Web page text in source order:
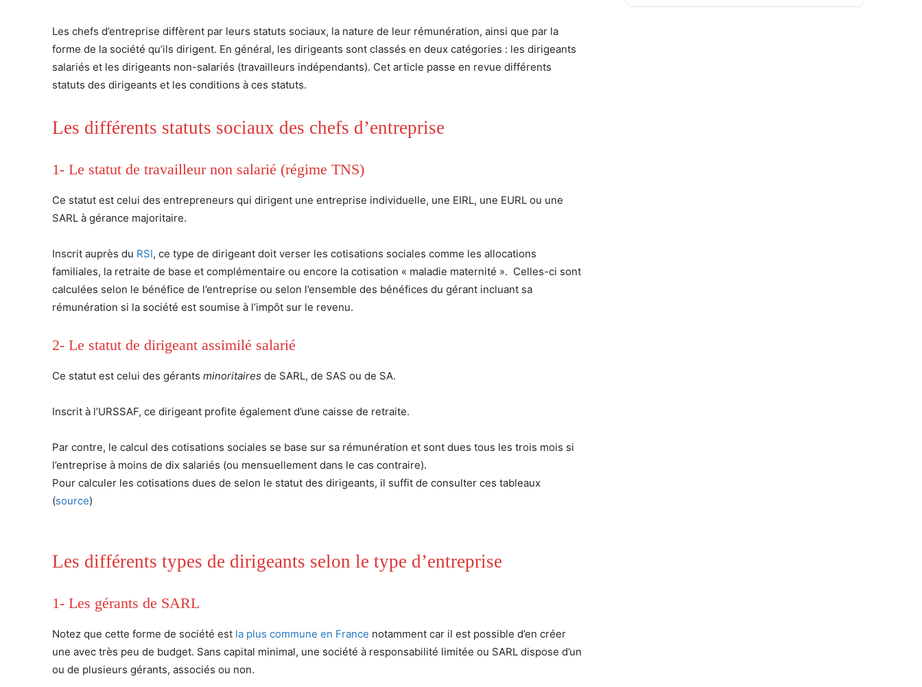
Les chefs d’entreprise diffèrent par leurs statuts sociaux, la nature de leur rémunération, ainsi que par la
forme de la société qu’ils dirigent. En général, les dirigeants sont classés en deux catégories : les dirigeants
salariés et les dirigeants non-salariés (travailleurs indépendants). Cet article passe en revue différents
statuts des dirigeants et les conditions à ces statuts.
Les différents statuts sociaux des chefs d’entreprise
1- Le statut de travailleur non salarié (régime TNS)
Ce statut est celui des entrepreneurs qui dirigent une entreprise individuelle, une EIRL, une EURL ou une
SARL à gérance majoritaire.
Inscrit auprès du RSI, ce type de dirigeant doit verser les cotisations sociales comme les allocations
familiales, la retraite de base et complémentaire ou encore la cotisation « maladie maternité ». Celles-ci sont
calculées selon le bénéfice de l’entreprise ou selon l’ensemble des bénéfices du gérant incluant sa
rémunération si la société est soumise à l’impôt sur le revenu.
2- Le statut de dirigeant assimilé salarié
Ce statut est celui des gérants minoritaires de SARL, de SAS ou de SA.
Inscrit à l’URSSAF, ce dirigeant profite également d’une caisse de retraite.
Par contre, le calcul des cotisations sociales se base sur sa rémunération et sont dues tous les trois mois si
l’entreprise à moins de dix salariés (ou mensuellement dans le cas contraire).
Pour calculer les cotisations dues de selon le statut des dirigeants, il suffit de consulter ces tableaux
(source)
Les différents types de dirigeants selon le type d’entreprise
1- Les gérants de SARL
Notez que cette forme de société est la plus commune en France notamment car il est possible d’en créer
une avec très peu de budget. Sans capital minimal, une société à responsabilité limitée ou SARL dispose d’un
ou de plusieurs gérants, associés ou non.